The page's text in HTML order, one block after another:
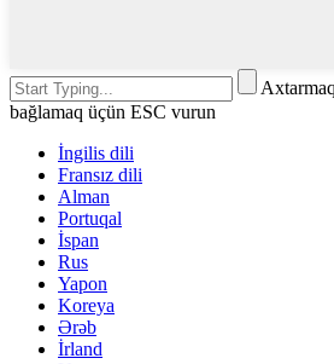
bağlamaq üçün ESC vurun
İngilis dili
Fransız dili
Alman
Portuqal
İspan
Rus
Yapon
Koreya
Ərəb
İrland